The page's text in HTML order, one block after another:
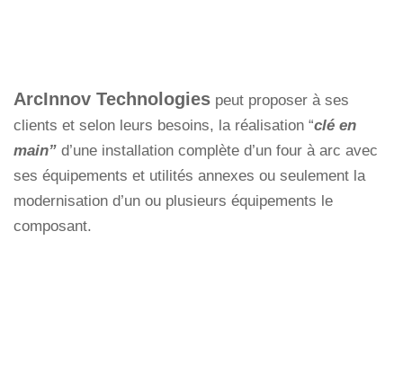
ArcInnov Technologies peut proposer à ses
clients et selon leurs besoins, la réalisation “clé en
main” d’une installation complète d’un four à arc avec
ses équipements et utilités annexes ou seulement la
modernisation d’un ou plusieurs équipements le
composant.